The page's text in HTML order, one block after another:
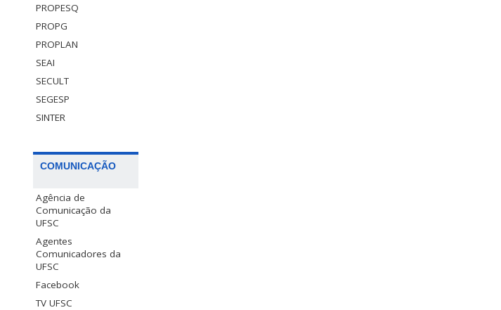
PROPESQ
PROPG
PROPLAN
SEAI
SECULT
SEGESP
SINTER
COMUNICAÇÃO
Agência de
Comunicação da
UFSC
Agentes
Comunicadores da
UFSC
Facebook
TV UFSC